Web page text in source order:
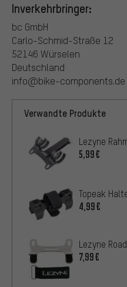
Inverkehrbringer:
bc GmbH
Carlo-Schmid-Straße 12
52146 Würselen
Deutschland
info@bike-components.de
Verwandte Produkte
Lezyne
5,99€
Topeak
4,99€
Lezyne
7,99€